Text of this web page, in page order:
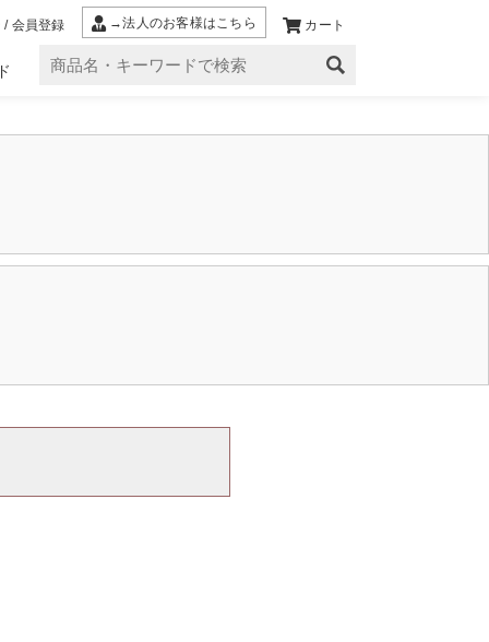
/ 会員登録 →法人のお客様はこちら カート